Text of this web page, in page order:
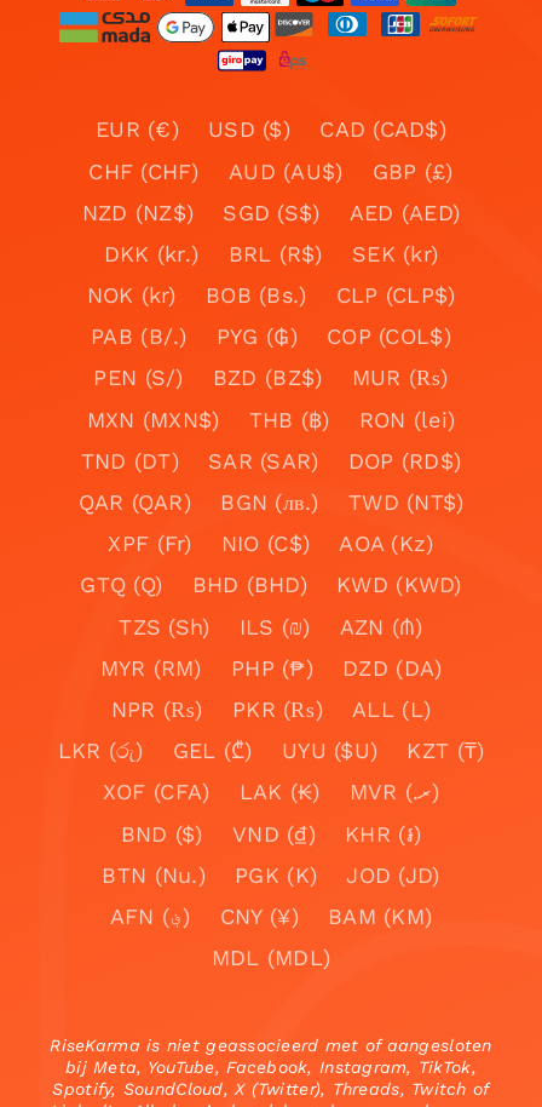
EUR (€) USD ($)
CAD (CAD$)
CHF (CHF)
AUD (AU$)
GBP (£)
NZD (NZ$)
SGD (S$)
AED (AED)
DKK (kr.)
BRL (R$)
SEK (kr)
NOK (kr)
BOB (Bs.)
CLP (CLP$)
PAB (B/.)
PYG (₲)
COP (COL$)
PEN (S/)
BZD (BZ$)
MUR (₨)
MXN (MXN$)
THB (฿)
RON (lei)
TND (DT)
SAR (SAR)
DOP (RD$)
QAR (QAR)
BGN (лв.)
TWD (NT$)
XPF (Fr)
NIO (C$)
AOA (Kz)
GTQ (Q)
BHD (BHD)
KWD (KWD)
TZS (Sh)
ILS (₪)
AZN (₼)
MYR (RM)
PHP (₱)
DZD (DA)
NPR (₨)
PKR (₨)
ALL (L)
LKR (රු)
GEL (₾) UYU ($U)
KZT (₸)
XOF (CFA)
LAK (₭)
MVR (.ރ)
BND ($)
VND (₫)
KHR (៛)
BTN (Nu.)
PGK (K)
JOD (JD)
AFN (؋)
CNY (¥)
BAM (KM)
MDL (MDL)
RiseKarma is niet geassocieerd met of aangesloten
bij Meta, YouTube, Facebook, Instagram, TikTok,
Spotify, SoundCloud, X (Twitter), Threads, Twitch of